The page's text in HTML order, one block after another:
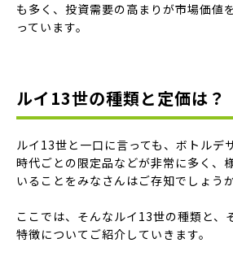
も多く、投資需要の高まりが市場価値
っています。
ルイ13世の種類と定価は？
ルイ13世と一口に言っても、ボトルデ
時代ごとの限定品などが非常に多く、
いることをみなさんはご存知でしょう
ここでは、そんなルイ13世の種類と、
特徴についてご紹介していきます。